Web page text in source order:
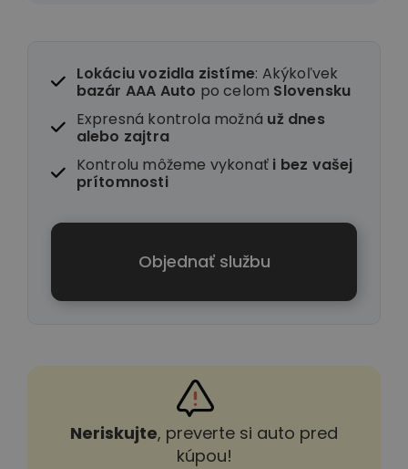
Lokáciu vozidla zistíme: Akýkoľvek
bazár AAA Auto po celom Slovensku
Expresná kontrola možná už dnes
alebo zajtra
Kontrolu môžeme vykonať i bez vašej
prítomnosti
Objednať službu
Neriskujte, preverte si auto pred
kúpou!